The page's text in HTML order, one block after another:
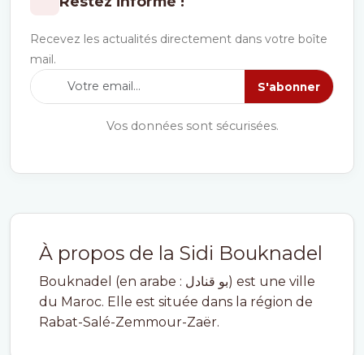
À propos de la Sidi Bouknadel
Bouknadel (en arabe : بو قنادل) est une ville
du Maroc. Elle est située dans la région de
Rabat-Salé-Zemmour-Zaër.
Recevez les actualités directement dans votre boîte
mail.
S'abonner
Vos données sont sécurisées.